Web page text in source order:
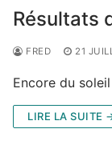
Résultats
FRED 21
Encore du
LIRE LA SUITE